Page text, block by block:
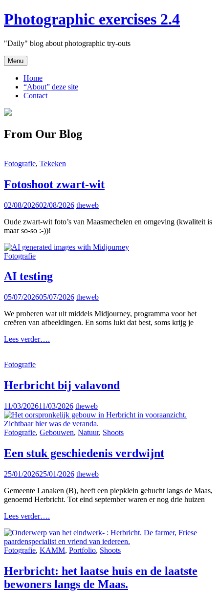
Skip
to
Photographic exercises 2.4
"Daily" blog about photographic try-outs
Menu
Home
“About” deze site
Contact
From Our Blog
Cat
Fotografie, Tekeken
Fotoshoot zwart-wit
Posted
02/08/202602/08/2026 theweb
Oude zwart-wit foto’s van Maasmechelen en omgeving (kwaliteit is
maar so-so :-))!
Cat
Fotografie
AI testing
Posted
05/07/202605/07/2026 theweb
We proberen wat uit middels Midjourney, programma voor het
creëren van afbeeldingen. En soms lukt dat best, soms krijg je
Lees verder….
Cat
Fotografie
Herbricht bij valavond
Posted
on
11/03/202611/03/2026 theweb
Cat
Fotografie, Gebouwen, Natuur, Shoots
Een stuk geschiedenis verdwijnt
Posted
25/01/202625/01/2026 theweb
Gemeente Lanaken (B), heeft een piepklein gehucht langs de Maas,
genoemd Herbricht. Tot eind september waren er nog drie huizen
Lees verder….
geschiedenis
verdwijnt
Cat
Fotografie, KAMM, Portfolio, Shoots
Herbricht: het laatse huis en de laatste
bewoners langs de Maas.